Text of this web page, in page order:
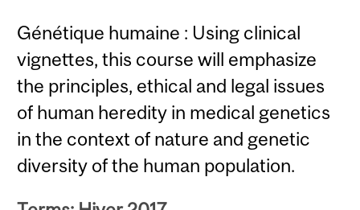
Génétique humaine : Using clinical
vignettes, this course will emphasize
the principles, ethical and legal issues
of human heredity in medical genetics
in the context of nature and genetic
diversity of the human population.